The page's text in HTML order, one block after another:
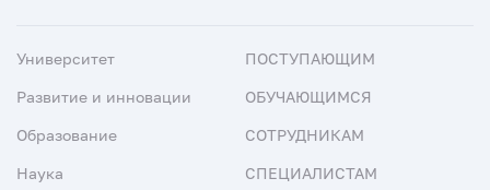
Университет
Развитие и инновации
Образование
Наука
ПОСТУПАЮЩИМ
ОБУЧАЮЩИМСЯ
СОТРУДНИКАМ
СПЕЦИАЛИСТАМ